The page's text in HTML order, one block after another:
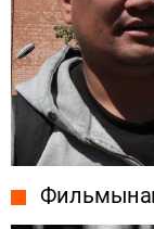
Фильмы на